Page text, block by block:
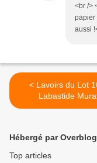
<br />
papier
aussi
< Lavoirs du Lot 10...
Labastide
Hébergé par Overblog
Top articles